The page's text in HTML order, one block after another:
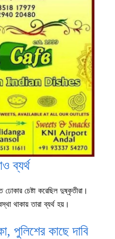
ব্যর্থ
চেষ্টা করেছিল দুষ্কৃতীরা।
থাকায় তারা ব্যর্থ হয়।
পুলিশের কাছে দাবি